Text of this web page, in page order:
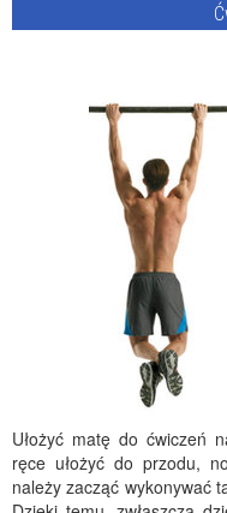
Ułożyć matę do ćwiczeń
ręce ułożyć do przodu,
należy zacząć wykonywać